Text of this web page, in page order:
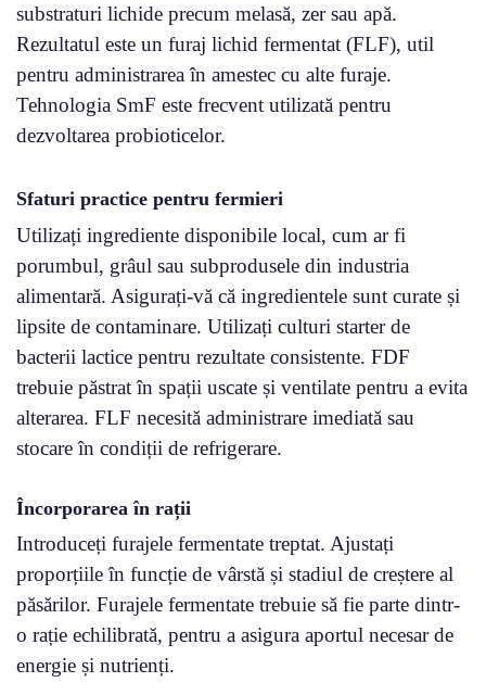
substraturi lichide precum melasă, zer sau apă.
Rezultatul este un furaj lichid fermentat (FLF), util
pentru administrarea în amestec cu alte furaje.
Tehnologia SmF este frecvent utilizată pentru
dezvoltarea probioticelor.
Sfaturi practice pentru fermieri
Utilizați ingrediente disponibile local, cum ar fi
porumbul, grâul sau subprodusele din industria
alimentară. Asigurați-vă că ingredientele sunt curate și
lipsite de contaminare. Utilizați culturi starter de
bacterii lactice pentru rezultate consistente. FDF
trebuie păstrat în spații uscate și ventilate pentru a evita
alterarea. FLF necesită administrare imediată sau
stocare în condiții de refrigerare.
Încorporarea în rații
Introduceți furajele fermentate treptat. Ajustați
proporțiile în funcție de vârstă și stadiul de creștere al
păsărilor. Furajele fermentate trebuie să fie parte dintr-
o rație echilibrată, pentru a asigura aportul necesar de
energie și nutrienți.